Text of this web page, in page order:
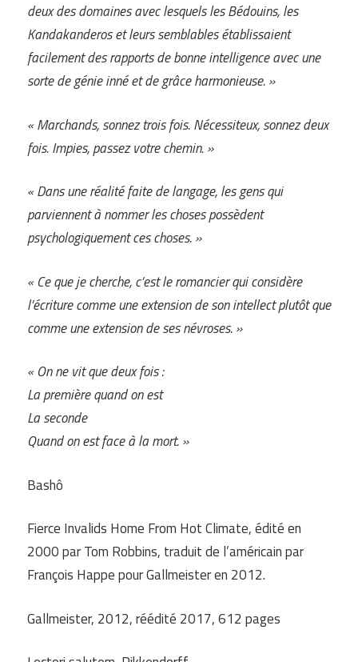
deux des domaines avec lesquels les Bédouins, les
Kandakanderos et leurs semblables établissaient
facilement des rapports de bonne intelligence avec une
sorte de génie inné et de grâce harmonieuse. »
« Marchands, sonnez trois fois. Nécessiteux, sonnez deux
fois. Impies, passez votre chemin. »
« Dans une réalité faite de langage, les gens qui
parviennent à nommer les choses possèdent
psychologiquement ces choses. »
« Ce que je cherche, c’est le romancier qui considère
l’écriture comme une extension de son intellect plutôt que
comme une extension de ses névroses. »
« On ne vit que deux fois :
La première quand on est
La seconde
Quand on est face à la mort. »
Bashô
Fierce Invalids Home From Hot Climate, édité en
2000 par Tom Robbins, traduit de l’américain par
François Happe pour Gallmeister en 2012.
Gallmeister, 2012, réédité 2017, 612 pages